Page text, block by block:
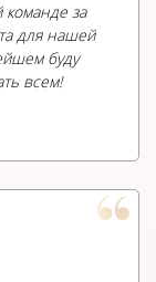
за
для нашей
буду
всем!